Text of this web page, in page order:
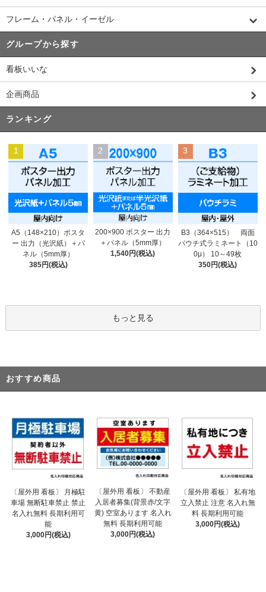
フレーム・パネル・イーゼル
グループから探す
看板いいな
企画商品
ランキング
1
A5（148×210）ポスタ
ー 出力（光沢紙）＋パ
ネル（5mm厚）
385円(税込)
2
200×900 ポスター 出力
＋パネル（5mm厚）
1,540円(税込)
3
B3（364×515） 両面
パウチ式ラミネート（10
0μ） 10～49枚
350円(税込)
もっと見る
おすすめ商品
〔屋外用 看板〕 月極駐
車場 無断駐車禁止 禁止
名入れ無料 長期利用可
能
3,000円(税込)
〔屋外用 看板〕 不動産
入居者募集(背景赤/文字
黄) 空室あります 名入れ
無料 長期利用可能
3,000円(税込)
〔屋外用 看板〕 私有地
立入禁止 注意 名入れ無
料 長期利用可能
3,000円(税込)